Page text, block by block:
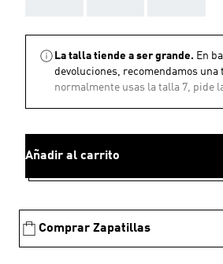
La talla tiende a ser grande. En
devoluciones, recomendamos una
normalmente usas la talla 7, pide
Añadir al carrito
Comprar Zapatillas